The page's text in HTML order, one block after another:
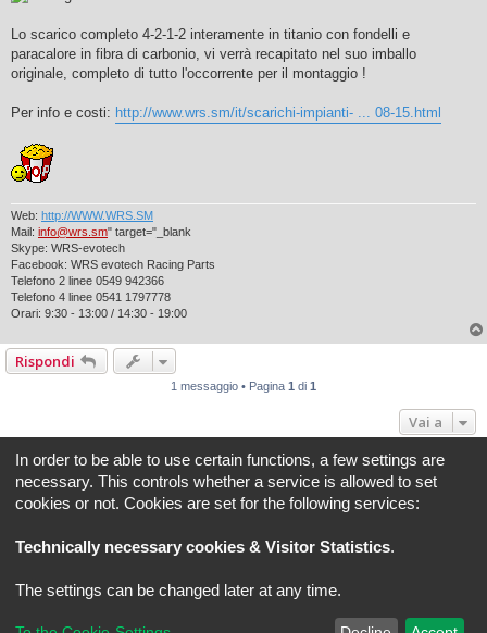
Lo scarico completo 4-2-1-2 interamente in titanio con fondelli e
paracalore in fibra di carbonio, vi verrà recapitato nel suo imballo
originale, completo di tutto l'occorrente per il montaggio !
Per info e costi: http://www.wrs.sm/it/scarichi-impianti- ... 08-15.html
Web: http://WWW.WRS.SM
Mail: info@wrs.sm" target="_blank
Skype: WRS-evotech
Facebook: WRS evotech Racing Parts
Telefono 2 linee 0549 942366
Telefono 4 linee 0541 1797778
Orari: 9:30 - 13:00 / 14:30 - 19:00
Rispondi
1 messaggio • Pagina 1 di 1
Vai a
Tutti gli orari sono UTC+02:00
REVLIMITER.IT e i suoi contenuti sono di proprietà di REVLIMITER S.r.L.
derivati sono di esclusiva titolarità di MV AGUSTA MOTOR SPA
Creato daphpBB® Forum Software © phpBB Limited
In order to be able to use certain functions, a few settings are
necessary. This controls whether a service is allowed to set
cookies or not. Cookies are set for the following services:
Technically necessary cookies & Visitor Statistics.
The settings can be changed later at any time.